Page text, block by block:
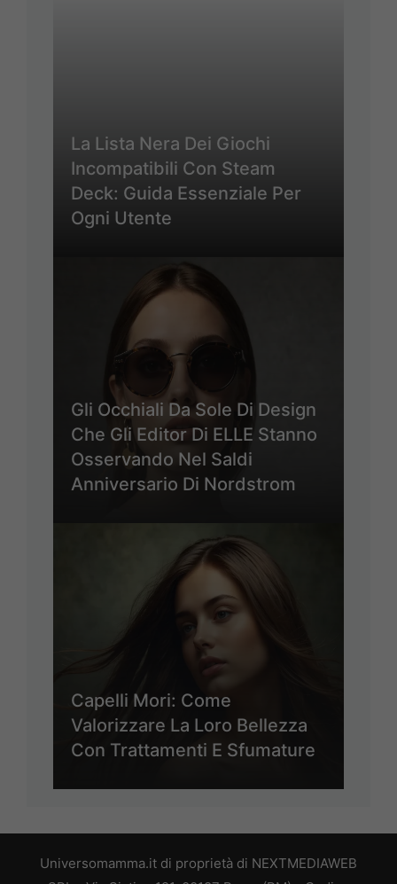
La Lista Nera Dei Giochi
Incompatibili Con Steam
Deck: Guida Essenziale Per
Ogni Utente
Gli Occhiali Da Sole Di Design
Che Gli Editor Di ELLE Stanno
Osservando Nel Saldi
Anniversario Di Nordstrom
Capelli Mori: Come
Valorizzare La Loro Bellezza
Con Trattamenti E Sfumature
Universomamma.it di proprietà di NEXTMEDIAWEB